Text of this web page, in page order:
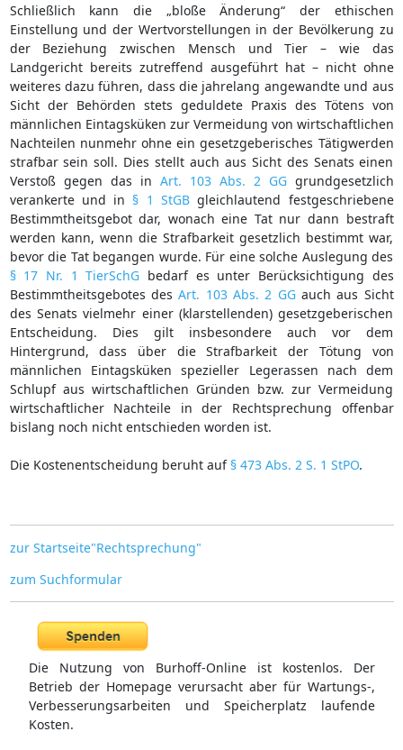
Schließlich kann die „bloße Änderung“ der ethischen
Einstellung und der Wertvorstellungen in der Bevölkerung zu
der Beziehung zwischen Mensch und Tier – wie das
Landgericht bereits zutreffend ausgeführt hat – nicht ohne
weiteres dazu führen, dass die jahrelang angewandte und aus
Sicht der Behörden stets geduldete Praxis des Tötens von
männlichen Eintagsküken zur Vermeidung von wirtschaftlichen
Nachteilen nunmehr ohne ein gesetzgeberisches Tätigwerden
strafbar sein soll. Dies stellt auch aus Sicht des Senats einen
Verstoß gegen das in Art. 103 Abs. 2 GGgrundgesetzlich
verankerte und in § 1 StGBgleichlautend festgeschriebene
Bestimmtheitsgebot dar, wonach eine Tat nur dann bestraft
werden kann, wenn die Strafbarkeit gesetzlich bestimmt war,
bevor die Tat begangen wurde. Für eine solche Auslegung des
§ 17 Nr. 1 TierSchG bedarf es unter Berücksichtigung des
Bestimmtheitsgebotes desArt. 103 Abs. 2 GGauch aus Sicht
des Senats vielmehr einer (klarstellenden) gesetzgeberischen
Entscheidung. Dies gilt insbesondere auch vor dem
Hintergrund, dass über die Strafbarkeit der Tötung von
männlichen Eintagsküken spezieller Legerassen nach dem
Schlupf aus wirtschaftlichen Gründen bzw. zur Vermeidung
wirtschaftlicher Nachteile in der Rechtsprechung offenbar
bislang noch nicht entschieden worden ist.
Die Kostenentscheidung beruht auf § 473 Abs. 2 S. 1 StPO.
zur Startseite"Rechtsprechung"
zum Suchformular
Die Nutzung von Burhoff-Online ist kostenlos. Der
Betrieb der Homepage verursacht aber für Wartungs-,
Verbesserungsarbeiten und Speicherplatz laufende
Kosten.